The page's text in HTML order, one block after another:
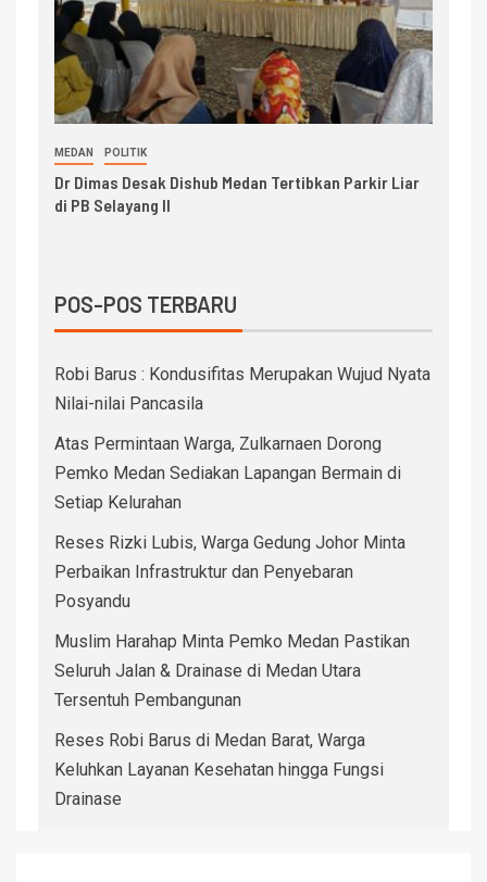
MEDAN POLITIK
Dr Dimas Desak Dishub Medan Tertibkan Parkir Liar
di PB Selayang II
POS-POS TERBARU
Robi Barus : Kondusifitas Merupakan Wujud Nyata
Nilai-nilai Pancasila
Atas Permintaan Warga, Zulkarnaen Dorong
Pemko Medan Sediakan Lapangan Bermain di
Setiap Kelurahan
Reses Rizki Lubis, Warga Gedung Johor Minta
Perbaikan Infrastruktur dan Penyebaran
Posyandu
Muslim Harahap Minta Pemko Medan Pastikan
Seluruh Jalan & Drainase di Medan Utara
Tersentuh Pembangunan
Reses Robi Barus di Medan Barat, Warga
Keluhkan Layanan Kesehatan hingga Fungsi
Drainase